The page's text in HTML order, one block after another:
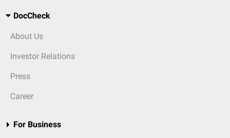
DocCheck
About Us
Investor Relations
Press
Career
For Business